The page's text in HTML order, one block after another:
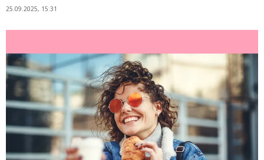
25.09.2025, 15:31